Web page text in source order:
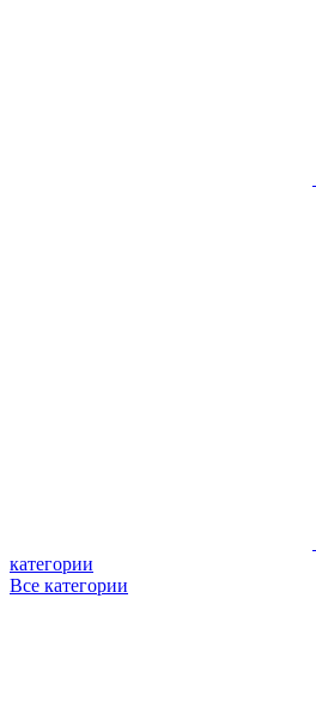
категории
Все категории